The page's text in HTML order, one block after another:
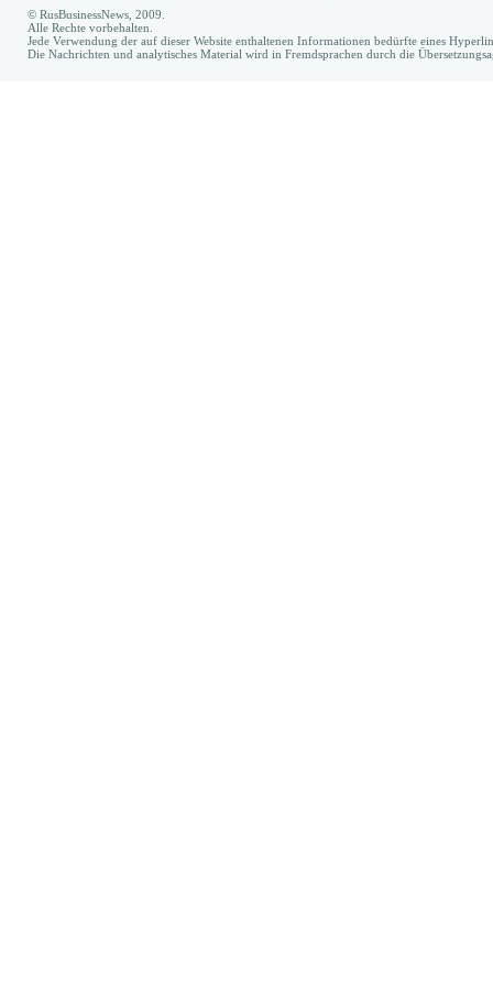
© RusBusinessNews, 2009.
Alle Rechte vorbehalten.
Jede Verwendung der auf dieser Website enthaltenen Informationen bedürfte eines
Die Nachrichten und analytisches Material wird in Fremdsprachen durch die